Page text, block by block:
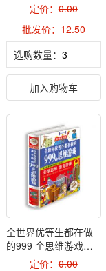
馆）2定价：0.00
批发价：12.50
选购数量：
加入购物车
全世界优等生都在做
的999 个思维游戏
（彩色悦读馆）2
定价：0.00